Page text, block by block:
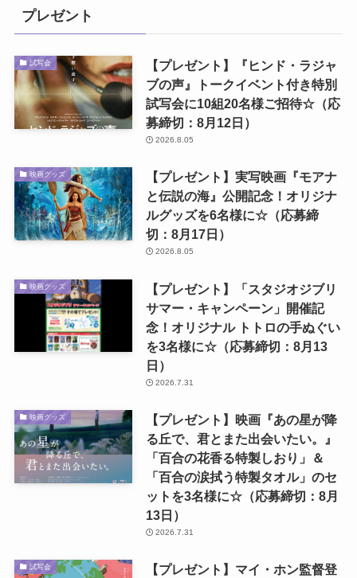
プレゼント
試写会
【プレゼント】『ヒンド・ラジャ
ブの声』トークイベント付き特別
試写会に10組20名様ご招待☆（応
募締切：8月12日）
2026.8.05
映画グッズ
【プレゼント】実写映画『モアナ
と伝説の海』公開記念！オリジナ
ルグッズを6名様に☆（応募締
切：8月17日）
2026.8.05
映画グッズ
【プレゼント】「スタジオジブリ
サマー・キャンペーン」開催記
念！オリジナル トトロの手ぬぐい
を3名様に☆（応募締切：8月13
日）
2026.7.31
映画グッズ
【プレゼント】映画『あの星が降
る丘で、君とまた出会いたい。』
「百合の花香る特製しおり」＆
「百合の涙拭う特製タオル」のセ
ットを3名様に☆（応募締切：8月
13日）
2026.7.31
試写会
【プレゼント】マイ・ホン監督登